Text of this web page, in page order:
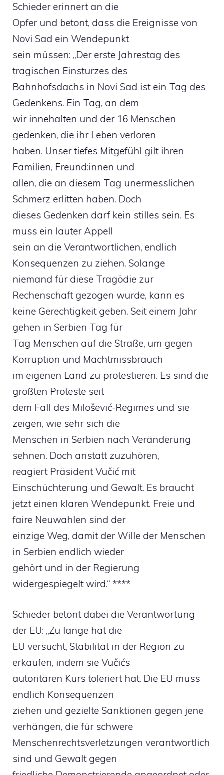
Schieder erinnert an die
Opfer und betont, dass die Ereignisse von
Novi Sad ein Wendepunkt
sein müssen: „Der erste Jahrestag des
tragischen Einsturzes des
Bahnhofsdachs in Novi Sad ist ein Tag des
Gedenkens. Ein Tag, an dem
wir innehalten und der 16 Menschen
gedenken, die ihr Leben verloren
haben. Unser tiefes Mitgefühl gilt ihren
Familien, Freund:innen und
allen, die an diesem Tag unermesslichen
Schmerz erlitten haben. Doch
dieses Gedenken darf kein stilles sein. Es
muss ein lauter Appell
sein an die Verantwortlichen, endlich
Konsequenzen zu ziehen. Solange
niemand für diese Tragödie zur
Rechenschaft gezogen wurde, kann es
keine Gerechtigkeit geben. Seit einem Jahr
gehen in Serbien Tag für
Tag Menschen auf die Straße, um gegen
Korruption und Machtmissbrauch
im eigenen Land zu protestieren. Es sind die
größten Proteste seit
dem Fall des Milošević-Regimes und sie
zeigen, wie sehr sich die
Menschen in Serbien nach Veränderung
sehnen. Doch anstatt zuzuhören,
reagiert Präsident Vučić mit
Einschüchterung und Gewalt. Es braucht
jetzt einen klaren Wendepunkt. Freie und
faire Neuwahlen sind der
einzige Weg, damit der Wille der Menschen
in Serbien endlich wieder
gehört und in der Regierung
widergespiegelt wird.“ ****
Schieder betont dabei die Verantwortung
der EU: „Zu lange hat die
EU versucht, Stabilität in der Region zu
erkaufen, indem sie Vučićs
autoritären Kurs toleriert hat. Die EU muss
endlich Konsequenzen
ziehen und gezielte Sanktionen gegen jene
verhängen, die für schwere
Menschenrechtsverletzungen verantwortlich
sind und Gewalt gegen